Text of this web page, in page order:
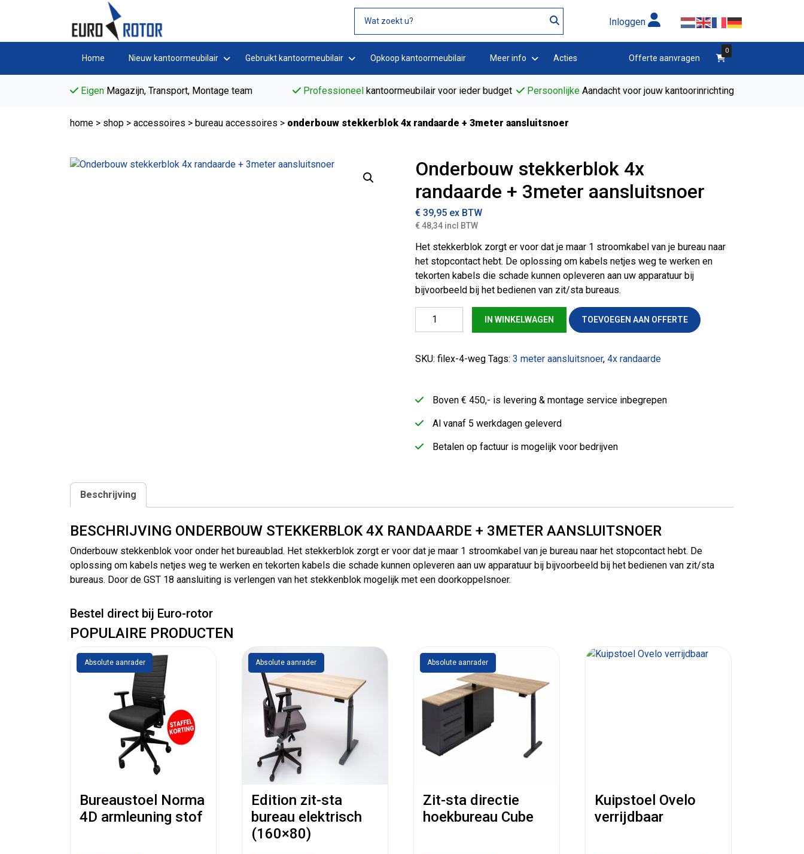
Inloggen
Home Nieuw kantoormeubilair Gebruikt kantoormeubilair Opkoop kantoormeubilair Meer info Acties winkelwagen
0
Offerte aanvragen
Eigen Magazijn, Transport, Montage team Professioneelkantoormeubilair voor ieder budget Persoonlijke Aandacht voor jouw kantoorinrichting
home > shop > accessoires > bureau accessoires > onderbouw stekkerblok 4x randaarde + 3meter aansluitsnoer
Onderbouw stekkerblok 4x
randaarde + 3meter aansluitsnoer
€ 39,95 ex BTW
€ 48,34 incl BTW
Het stekkerblok zorgt er voor dat je maar 1 stroomkabel van je bureau naar
het stopcontact hebt. De oplossing om kabels netjes weg te werken en
tekorten kabels die schade kunnen opleveren aan uw apparatuur bij
bijvoorbeeld bij het bedienen van zit/sta bureaus.
Onderbouw stekkerblok 4x randaarde + 3meter aansluitsnoer aantal
IN WINKELWAGEN TOEVOEGEN AAN OFFERTE
SKU:filex-4-weg Tags:3 meter aansluitsnoer,4x randaarde
Boven € 450,- is levering & montage service inbegrepen
Al vanaf 5 werkdagen geleverd
Betalen op factuur is mogelijk voor bedrijven
Beschrijving
BESCHRIJVING ONDERBOUW STEKKERBLOK 4X RANDAARDE + 3METER AANSLUITSNOER
Onderbouw stekkenblok voor onder het bureaublad. Het stekkerblok zorgt er voor dat je maar 1 stroomkabel van je bureau naar het stopcontact hebt. De
oplossing om kabels netjes weg te werken en tekorten kabels die schade kunnen opleveren aan uw apparatuur bij bijvoorbeeld bij het bedienen van zit/sta
bureaus. Door de GST 18 aansluiting is verlengen van het stekkenblok mogelijk met een doorkoppelsnoer.
Bestel direct bij Euro-rotor
POPULAIRE PRODUCTEN
Absolute aanrader
Bureaustoel Norma
4D armleuning stof
Absolute aanrader
Edition zit-sta
bureau elektrisch
(160×80)
Absolute aanrader
Zit-sta directie
hoekbureau Cube
Kuipstoel Ovelo
verrijdbaar